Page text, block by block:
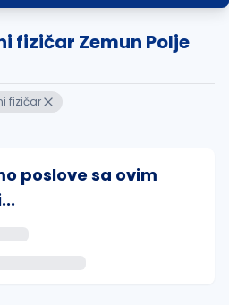
fizičar Zemun Polje
fizičar
poslove sa ovim